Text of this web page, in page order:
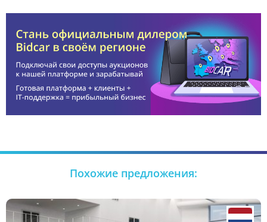
Похожие предложения: